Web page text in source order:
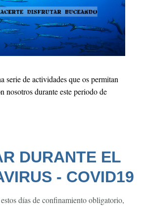
serie de actividades que os permitan
nosotros durante este periodo de
DURANTE EL
- COVID19
días de confinamiento obligatorio,